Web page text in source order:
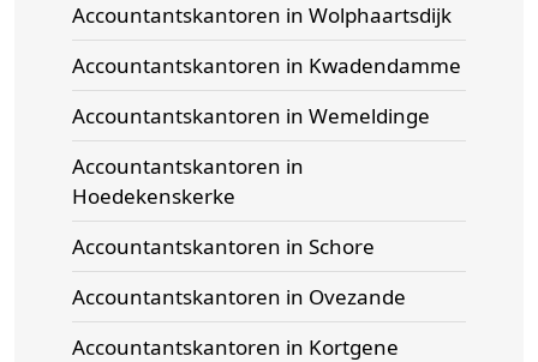
Accountantskantoren in Wolphaartsdijk
Accountantskantoren in Kwadendamme
Accountantskantoren in Wemeldinge
Accountantskantoren in
Hoedekenskerke
Accountantskantoren in Schore
Accountantskantoren in Ovezande
Accountantskantoren in Kortgene